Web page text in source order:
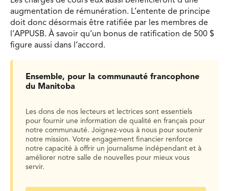
augmentation de rémunération. L’entente de principe
doit donc désormais être ratifiée par les membres de
l’APPUSB. À savoir qu’un bonus de ratification de 500 $
figure aussi dans l’accord.
Ensemble, pour la communauté francophone
du Manitoba
Les dons de nos lecteurs et lectrices sont essentiels
pour fournir une information de qualité en français pour
notre communauté. Joignez-vous à nous pour soutenir
notre mission. Votre engagement financier renforce
notre capacité à offrir un journalisme indépendant et à
améliorer notre salle de nouvelles pour mieux vous
servir.